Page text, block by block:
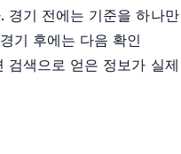
경기 전에는 기준을 하나만
기 후에는 다음 확인
검색으로 얻은 정보가 실제